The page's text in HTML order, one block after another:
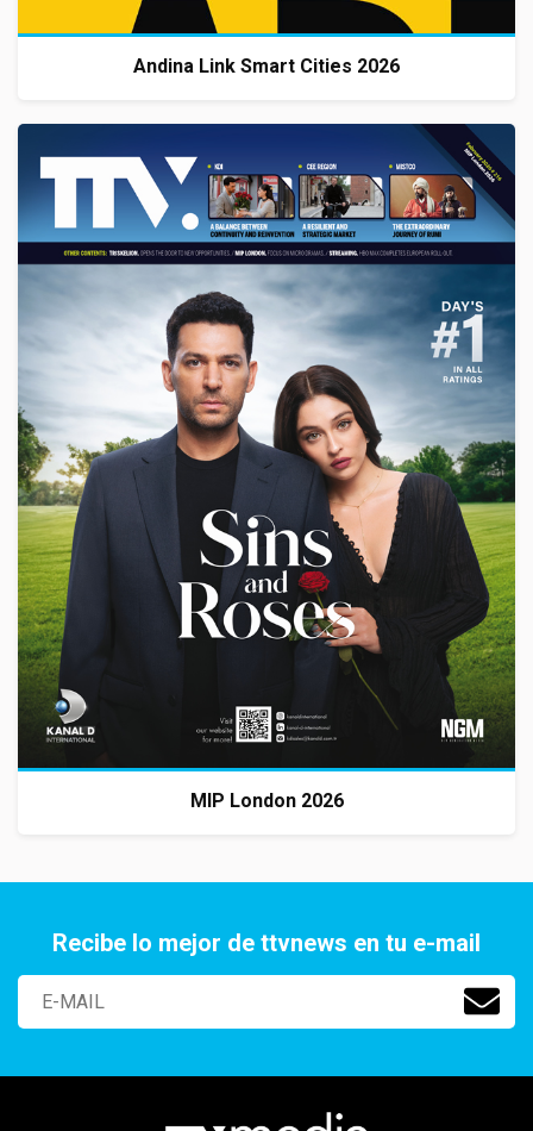
Andina Link Smart Cities 2026
MIP London 2026
Recibe lo mejor de ttvnews en tu e-mail